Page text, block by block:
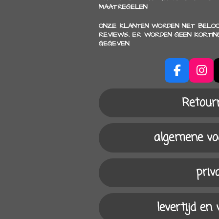
MAATREGELEN
ONZE KLANTEN WORDEN NIET
REVIEWS. ER WORDEN GEEN
GEGEVEN.
F
a
b
o
k
I
n
s
t
a
r
a
m
algemene
levertijd en